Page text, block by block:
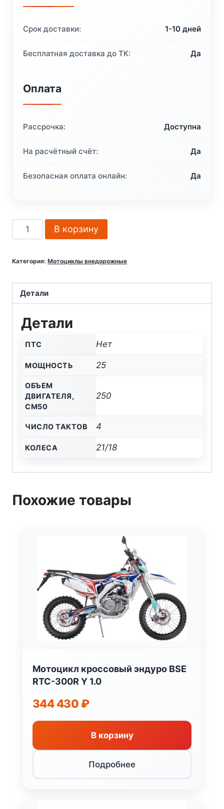
Срок доставки: 1-10 дней
Бесплатная доставка до ТК: Да
Оплата
Рассрочка: Доступна
На расчётный счёт: Да
Безопасная оплата онлайн: Да
Количество
товара
кроссовый
BSE
Z10
250
21/18
В корзину
Категория: Мотоциклы внедорожные
Детали
Детали
ПТС Нет
МОЩНОСТЬ 25
ОБЪЕМ
ДВИГАТЕЛЯ,
СМ50
250
ЧИСЛО ТАКТОВ 4
КОЛЕСА 21/18
Похожие товары
Мотоцикл кроссовый эндуро BSE
RTC-300R Y 1.0
344 430 ₽
В корзину
Подробнее